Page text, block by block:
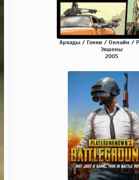
Аркады / Гонки / Онлайн /
Экшены
2005